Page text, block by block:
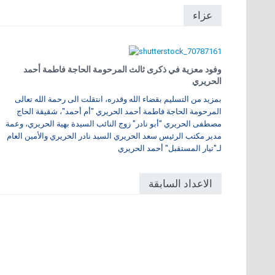
عزاء
وفود معزية في ذكرى ثالث المرحومة الحاجة فاطمة أحمد
الحريري
بمزيد من التسليم بقضاء الله وقدره، انتقلت الى رحمة الله تعالى
المرحومة الحاجة فاطمة أحمد الحريري "أم أحمد"، شقيقة الحاج
مصطفى الحريري "أبو نادر" زوج النائب السيدة بهية الحريري، وعمة
مدير مكتب الرئيس سعد الحريري السيد نادر الحريري والأمين العام
لـ"تيار المستقبل" أحمد الحريري
الاعداد السابقة